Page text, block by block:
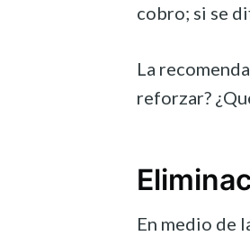
cobro; si se
La
reforzar?
En medio de